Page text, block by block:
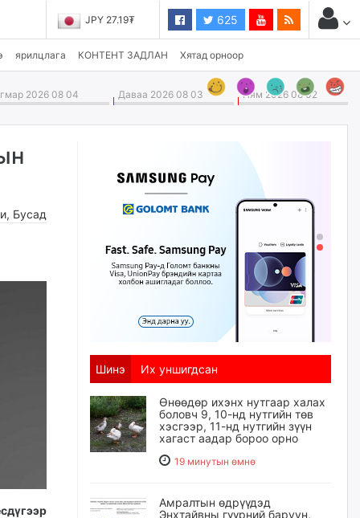
JPY 27.19₮ 625
ярилцлага КОНТЕНТ ЗАДЛАН Хятад орноор
2026 08 04 Даваа 2026 08 03 Ням 2026 08 02
, Бусад
Шинэ Их уншигдсан
Өнөөдөр ихэнх нутгаар халах
боловч 9, 10-нд нутгийн төв
хэсгээр, 11-нд нутгийн зүүн
хагаст аадар бороо орно
19 минутын өмнө
Амралтын өдрүүдэд
Энхтайвны гүүрний баруун,